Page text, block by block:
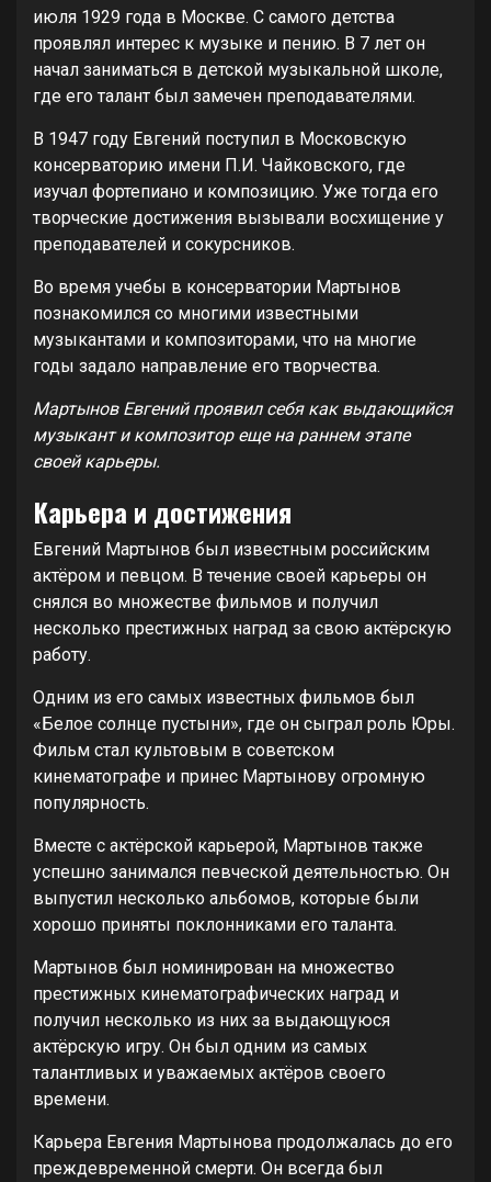
июля 1929 года в Москве. С самого детства
проявлял интерес к музыке и пению. В 7 лет он
начал заниматься в детской музыкальной школе,
где его талант был замечен преподавателями.
В 1947 году Евгений поступил в Московскую
консерваторию имени П.И. Чайковского, где
изучал фортепиано и композицию. Уже тогда его
творческие достижения вызывали восхищение у
преподавателей и сокурсников.
Во время учебы в консерватории Мартынов
познакомился со многими известными
музыкантами и композиторами, что на многие
годы задало направление его творчества.
Мартынов Евгений проявил себя как выдающийся
музыкант и композитор еще на раннем этапе
своей карьеры.
Карьера и достижения
Евгений Мартынов был известным российским
актёром и певцом. В течение своей карьеры он
снялся во множестве фильмов и получил
несколько престижных наград за свою актёрскую
работу.
Одним из его самых известных фильмов был
«Белое солнце пустыни», где он сыграл роль Юры.
Фильм стал культовым в советском
кинематографе и принес Мартынову огромную
популярность.
Вместе с актёрской карьерой, Мартынов также
успешно занимался певческой деятельностью. Он
выпустил несколько альбомов, которые были
хорошо приняты поклонниками его таланта.
Мартынов был номинирован на множество
престижных кинематографических наград и
получил несколько из них за выдающуюся
актёрскую игру. Он был одним из самых
талантливых и уважаемых актёров своего
времени.
Карьера Евгения Мартынова продолжалась до его
преждевременной смерти. Он всегда был